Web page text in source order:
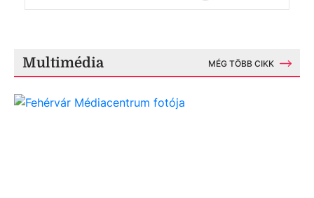
Multimédia MÉG TÖBB CIKK